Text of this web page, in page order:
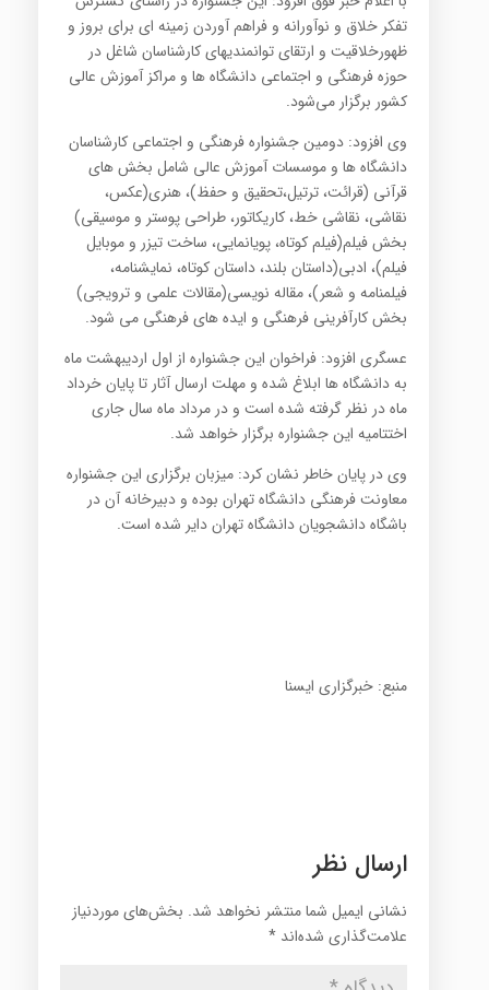
تفکر خلاق و نوآورانه و فراهم آوردن زمینه ای برای بروز و
ظهورخلاقیت و ارتقای توانمندیهای کارشناسان شاغل در
حوزه فرهنگی و اجتماعی دانشگاه ها و مراکز آموزش عالی
کشور برگزار می‌شود.
وی افزود: دومین جشنواره فرهنگی و اجتماعی کارشناسان
دانشگاه ها و موسسات آموزش عالی شامل بخش های
قرآنی (قرائت، ترتیل،تحقیق و حفظ)، هنری(عکس،
نقاشی، نقاشی خط، کاریکاتور، طراحی پوستر و موسیقی)
بخش فیلم(فیلم کوتاه، پویانمایی، ساخت تیزر و موبایل
فیلم)، ادبی(داستان بلند، داستان کوتاه، نمایشنامه،
فیلمنامه و شعر)، مقاله نویسی(مقالات علمی و ترویجی)
بخش کارآفرینی فرهنگی و ایده های فرهنگی می شود.
عسگری افزود: فراخوان این جشنواره از اول اردیبهشت ماه
به دانشگاه ها ابلاغ شده و مهلت ارسال آثار تا پایان خرداد
ماه در نظر گرفته شده است و در مرداد ماه سال جاری
اختتامیه این جشنواره برگزار خواهد شد.
وی در پایان خاطر نشان کرد: میزبان برگزاری این جشنواره
معاونت فرهنگی دانشگاه تهران بوده و دبیرخانه آن در
باشگاه دانشجویان دانشگاه تهران دایر شده است.
منبع: خبرگزاری ایسنا
ارسال نظر
نشانی ایمیل شما منتشر نخواهد شد. بخش‌های موردنیاز
علامت‌گذاری شده‌اند *